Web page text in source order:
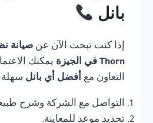
بانل
إذا كنت تبحث الآن عن صيانة
Thorn في الجيزة
يمكنك
التعاون مع أفضل أي بانل
التواصل مع الشركة وشرح
تحديد موعد للمعاينة.